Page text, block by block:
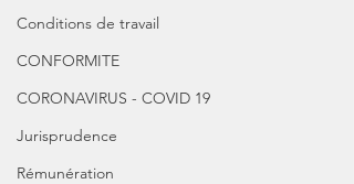
Conditions de travail
CONFORMITE
CORONAVIRUS - COVID 19
Jurisprudence
Rémunération